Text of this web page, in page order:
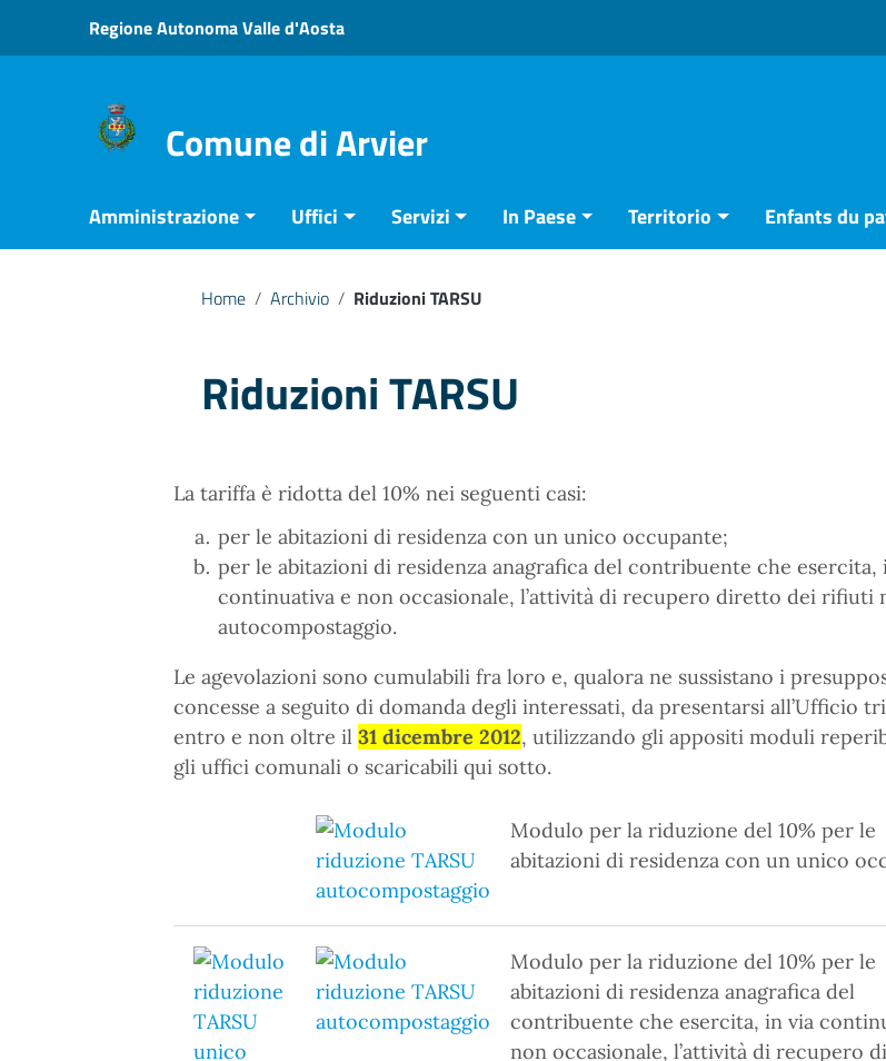
Vai ai contenuti
Vai al menu di navigazione
Regione Autonoma Valle d'Aosta
Comune di Arvier
Amministrazione Uffici Servizi In Paese Territorio Enfants du
Home / Archivio / Riduzioni TARSU
Riduzioni TARSU
La tariffa è ridotta del 10% nei seguenti casi:
per le abitazioni di residenza con un unico occupante;
per le abitazioni di residenza anagrafica del contribuente che esercita,
continuativa e non occasionale, l’attività di recupero diretto dei rifiuti
autocompostaggio.
Le agevolazioni sono cumulabili fra loro e, qualora ne sussistano i
concesse a seguito di domanda degli interessati, da presentarsi all’Ufficio
entro e non oltre il 31 dicembre 2012, utilizzando gli appositi moduli
gli uffici comunali o scaricabili qui sotto.
Modulo per la riduzione del 10% per le
abitazioni di residenza con un unico
Modulo per la riduzione del 10% per le
abitazioni di residenza anagrafica del
contribuente che esercita, in via
non occasionale, l’attività di recupero